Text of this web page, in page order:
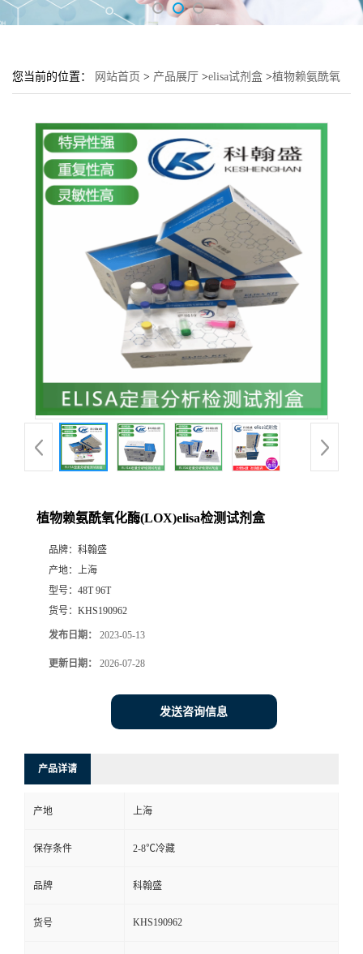
您当前的位置： 网站首页 > 产品展厅 >elisa试剂盒 >植物赖氨酰氧
植物赖氨酰氧化酶(LOX)elisa检测试剂盒
品牌： 科翰盛
产地： 上海
型号： 48T 96T
货号： KHS190962
发布日期： 2023-05-13
更新日期： 2026-07-28
发送咨询信息
产品详请
产地 上海
保存条件 2-8℃冷藏
品牌 科翰盛
货号 KHS190962